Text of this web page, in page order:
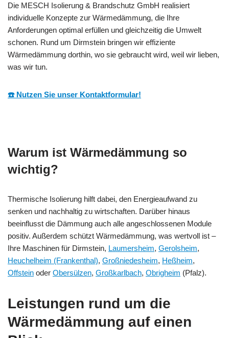
Die MESCH Isolierung & Brandschutz GmbH realisiert
individuelle Konzepte zur Wärmedämmung, die Ihre
Anforderungen optimal erfüllen und gleichzeitig die Umwelt
schonen. Rund um Dirmstein bringen wir effiziente
Wärmedämmung dorthin, wo sie gebraucht wird, weil wir lieben,
was wir tun.
☎️ Nutzen Sie unser Kontaktformular!
Warum ist Wärmedämmung so
wichtig?
Thermische Isolierung hilft dabei, den Energieaufwand zu
senken und nachhaltig zu wirtschaften. Darüber hinaus
beeinflusst die Dämmung auch alle angeschlossenen Module
positiv. Außerdem schützt Wärmedämmung, was wertvoll ist –
Ihre Maschinen für Dirmstein, Laumersheim, Gerolsheim,
Heuchelheim (Frankenthal), Großniedesheim, Heßheim,
Offstein oder Obersülzen, Großkarlbach, Obrigheim (Pfalz).
Leistungen rund um die
Wärmedämmung auf einen